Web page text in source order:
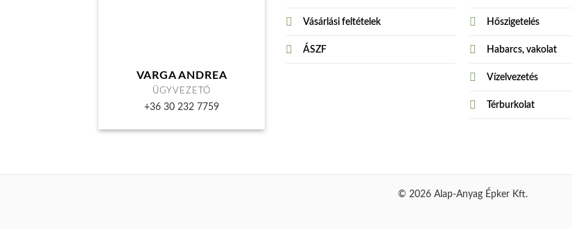
VARGA ANDREA
ÜGYVEZETŐ
+36 30 232 7759
Vásárlási feltételek
ÁSZF
Hőszigetelés
Habarcs, vakolat
Vízelvezetés
Térburkolat
© 2026 Alap-Anyag Épker Kft.